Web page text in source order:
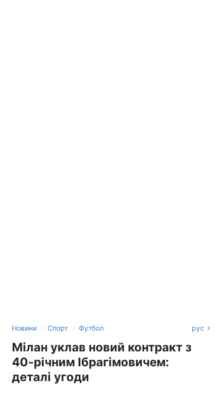
Новини › Спорт › Футбол рус
Мілан уклав новий контракт з
40-річним Ібрагімовичем:
деталі угоди